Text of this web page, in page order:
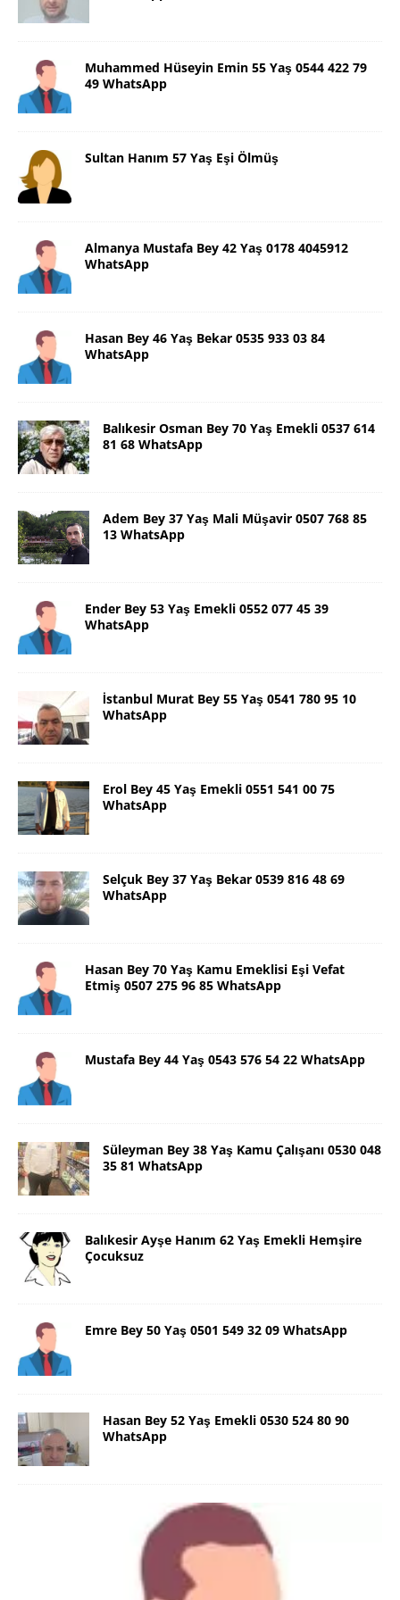
Muhammed Hüseyin Emin 55 Yaş 0544 422 79
49 WhatsApp
Sultan Hanım 57 Yaş Eşi Ölmüş
Almanya Mustafa Bey 42 Yaş 0178 4045912
WhatsApp
Hasan Bey 46 Yaş Bekar 0535 933 03 84
WhatsApp
Balıkesir Osman Bey 70 Yaş Emekli 0537 614
81 68 WhatsApp
Adem Bey 37 Yaş Mali Müşavir 0507 768 85
13 WhatsApp
Ender Bey 53 Yaş Emekli 0552 077 45 39
WhatsApp
İstanbul Murat Bey 55 Yaş 0541 780 95 10
WhatsApp
Erol Bey 45 Yaş Emekli 0551 541 00 75
WhatsApp
Selçuk Bey 37 Yaş Bekar 0539 816 48 69
WhatsApp
Hasan Bey 70 Yaş Kamu Emeklisi Eşi Vefat
Etmiş 0507 275 96 85 WhatsApp
Mustafa Bey 44 Yaş 0543 576 54 22 WhatsApp
Süleyman Bey 38 Yaş Kamu Çalışanı 0530 048
35 81 WhatsApp
Balıkesir Ayşe Hanım 62 Yaş Emekli Hemşire
Çocuksuz
Emre Bey 50 Yaş 0501 549 32 09 WhatsApp
Hasan Bey 52 Yaş Emekli 0530 524 80 90
WhatsApp
Danimarka Mustafa Bey 45 Yaş +45
42 48 17 28 WhatsApp
Lütfen Danimarka dışı aramasın. Selam ben